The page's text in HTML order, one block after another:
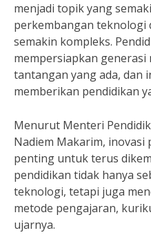
menjadi topik yang
perkembangan
semakin kompleks.
mempersiapkan
tantangan yang ada, dan
memberikan pendidikan
Menurut Menteri
Nadiem Makarim, inovasi
penting untuk terus
pendidikan tidak hanya
teknologi, tetapi juga
metode pengajaran,
ujarnya.